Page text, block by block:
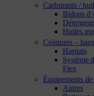
Carburants /
Bidons
Huiles
Ceintures –
Harnais
Système
Flex
Équipements
Autres